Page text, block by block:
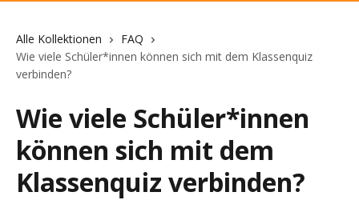
Alle Kollektionen
FAQ
Wie viele Schüler*innen können sich mit dem Klassenquiz
verbinden?
Wie viele Schüler*innen
können sich mit dem
Klassenquiz verbinden?